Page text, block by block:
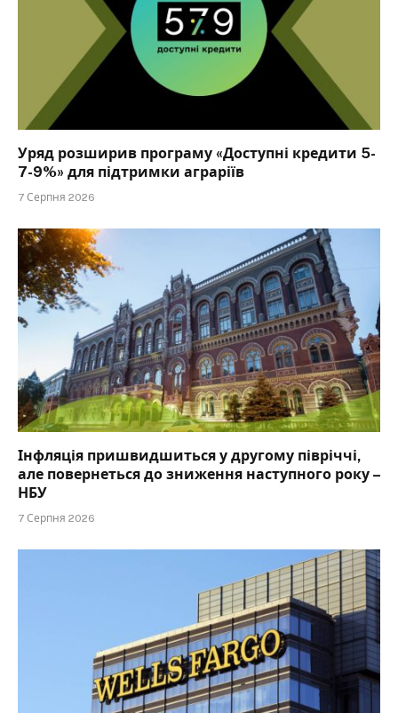
Уряд розширив програму «Доступні кредити 5-
7-9%» для підтримки аграріїв
7 Серпня 2026
Інфляція пришвидшиться у другому півріччі,
але повернеться до зниження наступного року –
НБУ
7 Серпня 2026